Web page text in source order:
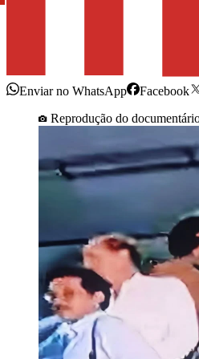
Enviar no WhatsApp Facebook
Reprodução do